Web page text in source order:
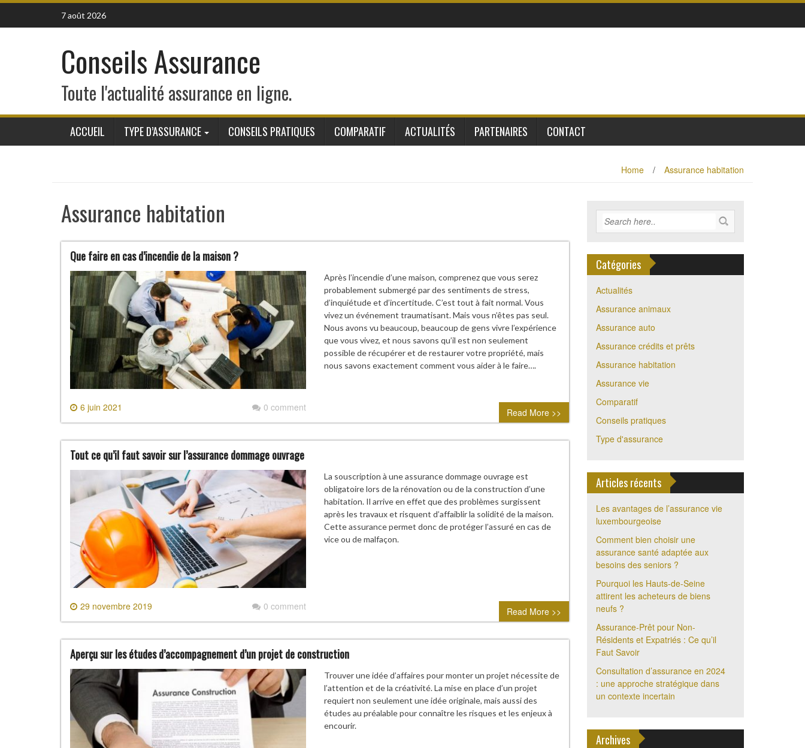
Skip
content
7 août 2026
Conseils Assurance
Toute l'actualité assurance en ligne.
ACCUEIL TYPE D’ASSURANCE CONSEILS PRATIQUES COMPARATIF ACTUALITÉS PARTENAIRES CONTACT
Home / Assurance habitation
Assurance habitation
Que faire en cas d’incendie de la maison ?
6 juin 2021 0 comment
Après l’incendie d’une maison, comprenez que vous serez
probablement submergé par des sentiments de stress,
d’inquiétude et d’incertitude. C’est tout à fait normal. Vous
vivez un événement traumatisant. Mais vous n’êtes pas seul.
Nous avons vu beaucoup, beaucoup de gens vivre l’expérience
que vous vivez, et nous savons qu’il est non seulement
possible de récupérer et de restaurer votre propriété, mais
nous savons exactement comment vous aider à le faire….
Read More >>
Tout ce qu’il faut savoir sur l’assurance dommage ouvrage
29 novembre 2019 0 comment
La souscription à une assurance dommage ouvrage est
obligatoire lors de la rénovation ou de la construction d’une
habitation. Il arrive en effet que des problèmes surgissent
après les travaux et risquent d’affaiblir la solidité de la maison.
Cette assurance permet donc de protéger l’assuré en cas de
vice ou de malfaçon.
Read More >>
Aperçu sur les études d’accompagnement d’un projet de construction
Trouver une idée d’affaires pour monter un projet nécessite de
l’attention et de la créativité. La mise en place d’un projet
requiert non seulement une idée originale, mais aussi des
études au préalable pour connaître les risques et les enjeux à
encourir.
Catégories
Actualités
Assurance animaux
Assurance auto
Assurance crédits et prêts
Assurance habitation
Assurance vie
Comparatif
Conseils pratiques
Type d'assurance
Articles récents
Les avantages de l’assurance vie
luxembourgeoise
Comment bien choisir une
assurance santé adaptée aux
besoins des seniors ?
Pourquoi les Hauts-de-Seine
attirent les acheteurs de biens
neufs ?
Assurance-Prêt pour Non-
Résidents et Expatriés : Ce qu’il
Faut Savoir
Consultation d’assurance en 2024
: une approche stratégique dans
un contexte incertain
Archives